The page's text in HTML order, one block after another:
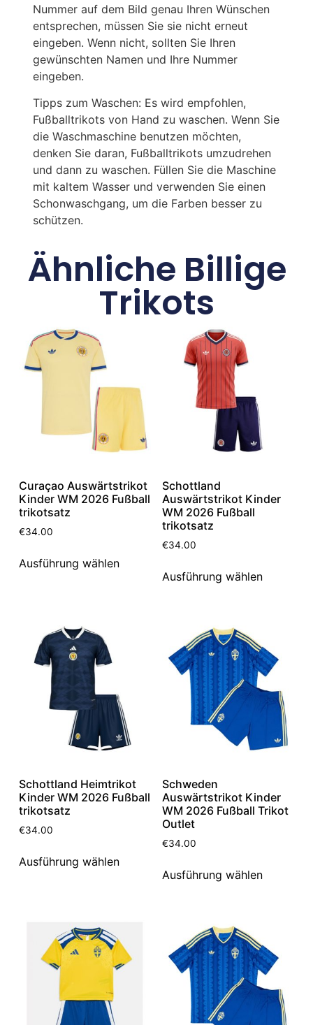
Nummer auf dem Bild genau Ihren Wünschen
entsprechen, müssen Sie sie nicht erneut
eingeben. Wenn nicht, sollten Sie Ihren
gewünschten Namen und Ihre Nummer
eingeben.
Tipps zum Waschen: Es wird empfohlen,
Fußballtrikots von Hand zu waschen. Wenn Sie
die Waschmaschine benutzen möchten,
denken Sie daran, Fußballtrikots umzudrehen
und dann zu waschen. Füllen Sie die Maschine
mit kaltem Wasser und verwenden Sie einen
Schonwaschgang, um die Farben besser zu
schützen.
Ähnliche Billige
Trikots
Curaçao Auswärtstrikot
Kinder WM 2026 Fußball
trikotsatz
€34.00
Ausführung wählen
Schottland
Auswärtstrikot Kinder
WM 2026 Fußball
trikotsatz
€34.00
Ausführung wählen
Schottland Heimtrikot
Kinder WM 2026 Fußball
trikotsatz
€34.00
Ausführung wählen
Schweden
Auswärtstrikot Kinder
WM 2026 Fußball Trikot
Outlet
€34.00
Ausführung wählen